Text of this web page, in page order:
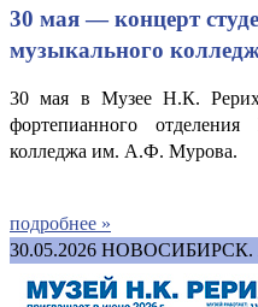
30 мая — концерт
музыкального
30 мая в Музее Н.К. Рериха
фортепианного отделения
колледжа им. А.Ф. Мурова.
подробнее »
30.05.2026